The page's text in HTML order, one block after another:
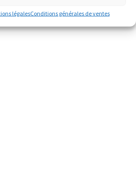
légalesConditions générales de ventes